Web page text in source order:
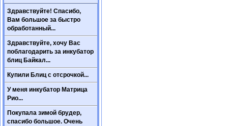
Здравствуйте! Спасибо,
Вам большое за быстро
обработанный...
Здравствуйте, хочу Вас
поблагодарить за инкубатор
блиц Байкал...
Купили Блиц с отсрочкой...
У меня инкубатор Матрица
Рио...
Покупала зимой брудер,
спасибо большое. Очень